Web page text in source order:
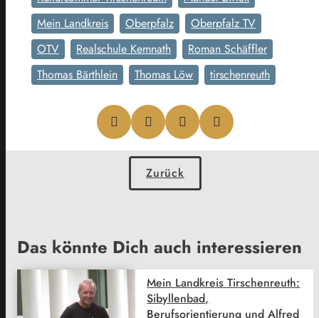
Mein Landkreis
Oberpfalz
Oberpfalz TV
OTV
Realschule Kemnath
Roman Schäffler
Thomas Bärthlein
Thomas Löw tirschenreuth
Zurück
Das könnte Dich auch interessieren
Mein Landkreis Tirschenreuth:
Sibyllenbad,
Berufsorientierung und Alfred